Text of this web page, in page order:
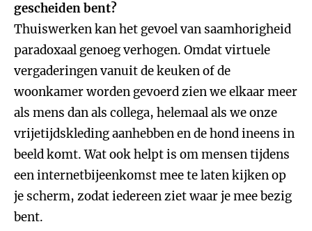
gescheiden bent?
Thuiswerken kan het gevoel van saamhorigheid
paradoxaal genoeg verhogen. Omdat virtuele
vergaderingen vanuit de keuken of de
woonkamer worden gevoerd zien we elkaar meer
als mens dan als collega, helemaal als we onze
vrijetijdskleding aanhebben en de hond ineens in
beeld komt. Wat ook helpt is om mensen tijdens
een internetbijeenkomst mee te laten kijken op
je scherm, zodat iedereen ziet waar je mee bezig
bent.